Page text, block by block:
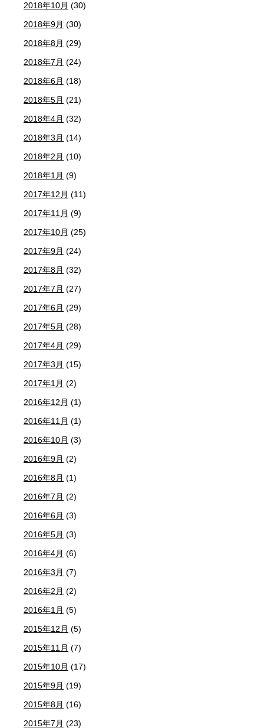
2018年10月 (30)
2018年9月 (30)
2018年8月 (29)
2018年7月 (24)
2018年6月 (18)
2018年5月 (21)
2018年4月 (32)
2018年3月 (14)
2018年2月 (10)
2018年1月 (9)
2017年12月 (11)
2017年11月 (9)
2017年10月 (25)
2017年9月 (24)
2017年8月 (32)
2017年7月 (27)
2017年6月 (29)
2017年5月 (28)
2017年4月 (29)
2017年3月 (15)
2017年1月 (2)
2016年12月 (1)
2016年11月 (1)
2016年10月 (3)
2016年9月 (2)
2016年8月 (1)
2016年7月 (2)
2016年6月 (3)
2016年5月 (3)
2016年4月 (6)
2016年3月 (7)
2016年2月 (2)
2016年1月 (5)
2015年12月 (5)
2015年11月 (7)
2015年10月 (17)
2015年9月 (19)
2015年8月 (16)
2015年7月 (23)